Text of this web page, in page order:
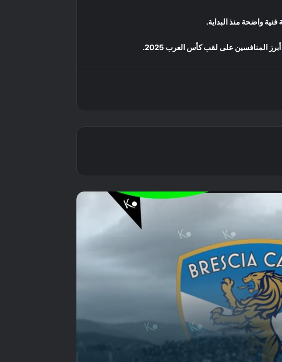
واضحة منذ البداية.
المنافسين على لقب كأس العرب 2025.
شمسٌ تُشرق في بورتو
وتغرب في لومبارديا..
حين أنقذ الحب بوافيشتا
وقتلت الديون بريشيا
جدول مباريات الاهلي
2027 كاملاً والمواعيد